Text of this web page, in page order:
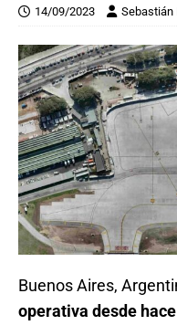
14/09/2023 Sebastián
Buenos Aires,
operativa desde